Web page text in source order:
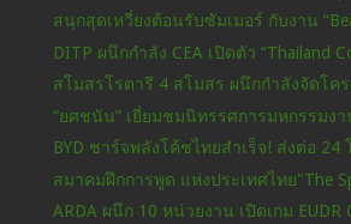
สนุกสุดเหวี่ยงต้อนรับซัมเมอร์ กับงาน
DITP ผนึกกำลัง CEA เปิดตัว “Thailand
สโมสรโรตารี 4 สโมสร ผนึกกำลังจัดโคร
“ยศชนัน” เยี่ยมชมนิทรรศการมหกรรมง
BYD ชาร์จพลังโค้ชไทยสำเร็จ! ส่งต่อ
สมาคมฝึกการพูด แห่งประเทศไทย"The
ARDA ผนึก 10 หน่วยงาน เปิดเกม EUDR